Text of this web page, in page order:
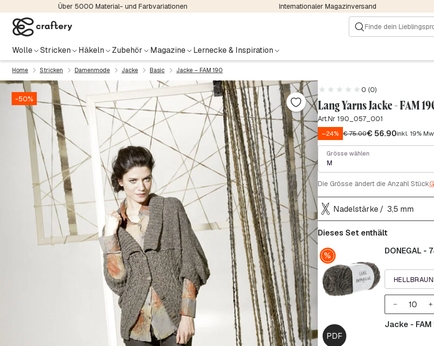
Über 5000 Material- und Farbvariationen Internationaler Magazinversand
Wolle Stricken Häkeln Zubehör Magazine Lernecke & Inspiration
Home Stricken Damenmode Jacke Basic Jacke – FAM 190
-50%
0 (0)
Lang Yarns Jacke - FAM
Art.Nr 190_057_001
–24% €75.00€56.90inkl. 19%
Grösse wählen
M
Die Grösse ändert die Anzahl Stück
Nadelstärke 3,5 mm
Dieses Set enthält
DONEGAL -
Jacke - FAM